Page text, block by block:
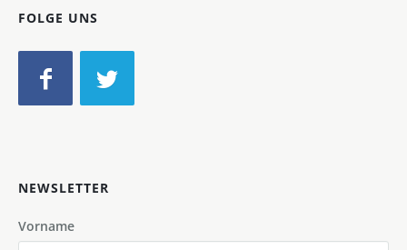
FOLGE UNS
NEWSLETTER
Vorname